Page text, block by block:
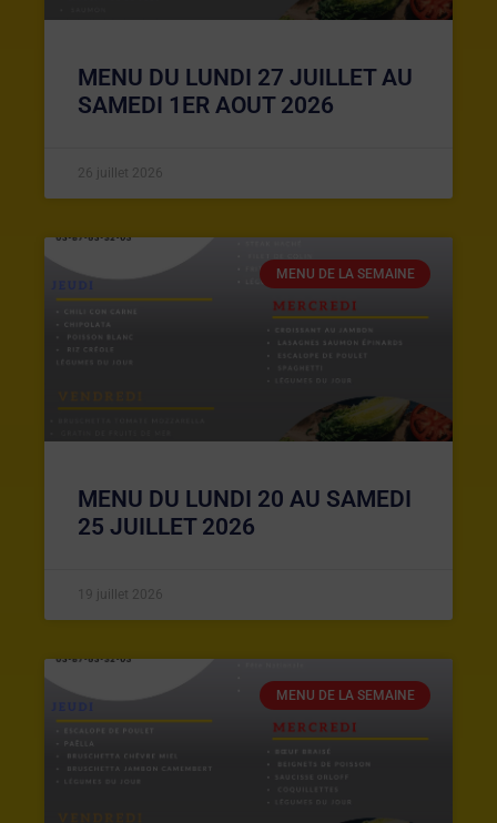
MENU DU LUNDI 27 JUILLET AU
SAMEDI 1ER AOUT 2026
26 juillet 2026
MENU DE LA SEMAINE
MENU DU LUNDI 20 AU SAMEDI
25 JUILLET 2026
19 juillet 2026
MENU DE LA SEMAINE